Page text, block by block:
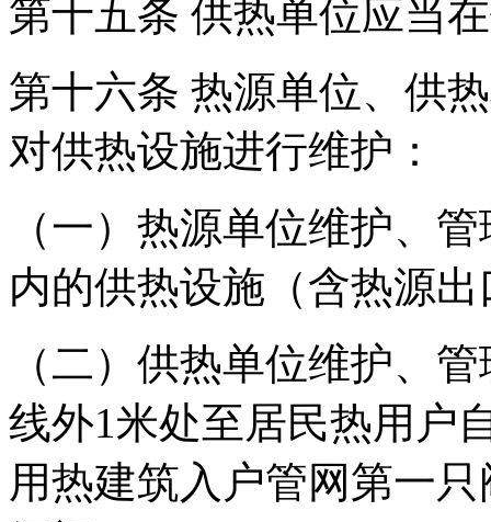
第十五条 供热单位应当
第十六条 热源单位、供
对供热设施进行维护：
（一）热源单位维护、
内的供热设施（含热源
（二）供热单位维护、
线外1米处至居民热用户
用热建筑入户管网第一